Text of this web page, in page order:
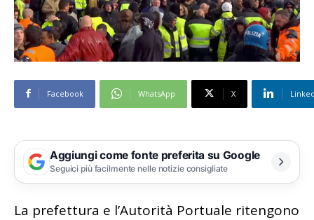
Facebook WhatsApp X
Aggiungi come fonte preferita su Google
Seguici più facilmente nelle notizie consigliate
La prefettura e l’Autorità Portuale ritengono